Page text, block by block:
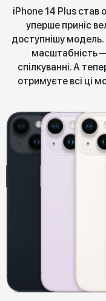
iPhone 14 Plus став
уперше приніс
доступнішу
масштабність —
спілкуванні. А
отримуєте всі ці